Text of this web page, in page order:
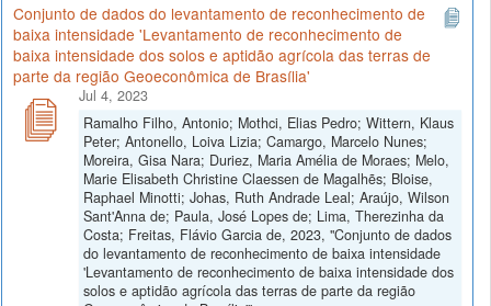
Conjunto de dados do levantamento de reconhecimento de
baixa intensidade 'Levantamento de reconhecimento de
baixa intensidade dos solos e aptidão agrícola das terras de
parte da região Geoeconômica de Brasília'
Jul 4, 2023
Ramalho Filho, Antonio; Mothci, Elias Pedro; Wittern, Klaus
Peter; Antonello, Loiva Lizia; Camargo, Marcelo Nunes;
Moreira, Gisa Nara; Duriez, Maria Amélia de Moraes; Melo,
Marie Elisabeth Christine Claessen de Magalhẽs; Bloise,
Raphael Minotti; Johas, Ruth Andrade Leal; Araújo, Wilson
Sant'Anna de; Paula, José Lopes de; Lima, Therezinha da
Costa; Freitas, Flávio Garcia de, 2023, "Conjunto de dados
do levantamento de reconhecimento de baixa intensidade
'Levantamento de reconhecimento de baixa intensidade dos
solos e aptidão agrícola das terras de parte da região